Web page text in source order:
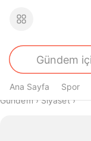
Ana Sayfa Spor
Buradasın
Gündem› Siyaset›